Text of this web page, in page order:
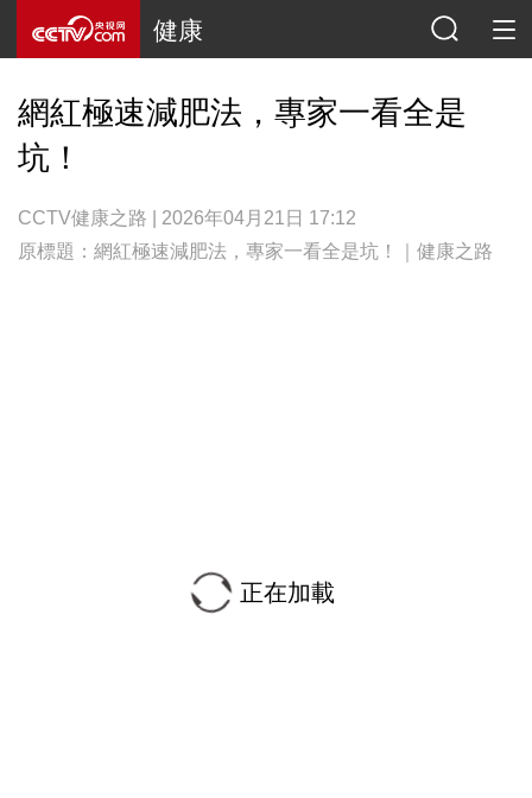
健康
網紅極速減肥法，專家一看全是
坑！
CCTV健康之路 | 2026年04月21日 17:12
原標題：網紅極速減肥法，專家一看全是坑！｜健康之路
正在加載